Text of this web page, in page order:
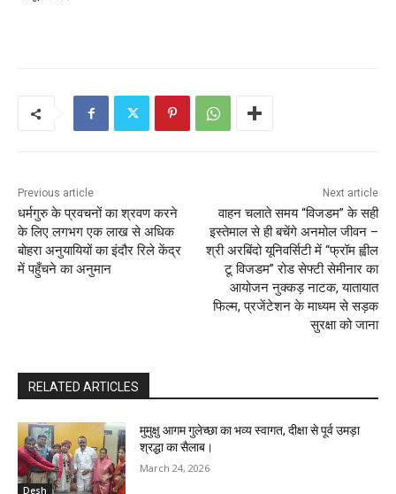
Previous article
धर्मगुरु के प्रवचनों का श्रवण करने
के लिए लगभग एक लाख से अधिक
बोहरा अनुयायियों का इंदौर रिले केंद्र
में पहुँचने का अनुमान
Next article
वाहन चलाते समय “विजडम” के सही
इस्तेमाल से ही बचेंगे अनमोल जीवन –
श्री अरबिंदो यूनिवर्सिटी में “फ्रॉम ह्वील
टू विजडम” रोड सेफ्टी सेमीनार का
आयोजन नुक्कड़ नाटक, यातायात
फिल्म, प्रजेंटेशन के माध्यम से सड़क
सुरक्षा को जाना
RELATED ARTICLES
Desh
मुमुक्षु आगम गुलेच्छा का भव्य स्वागत, दीक्षा से पूर्व उमड़ा
श्रद्धा का सैलाब।
March 24, 2026